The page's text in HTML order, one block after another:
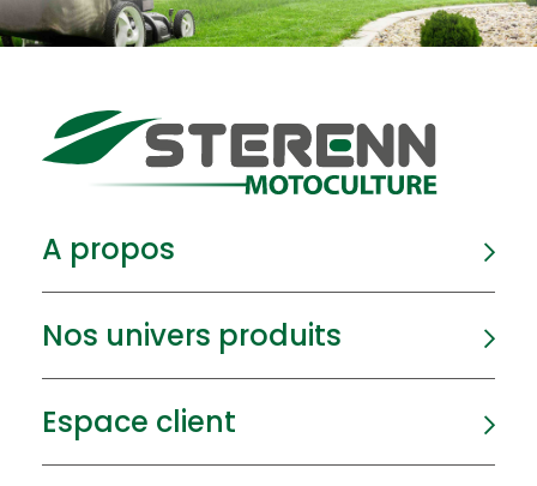
A propos
Nos univers produits
Espace client